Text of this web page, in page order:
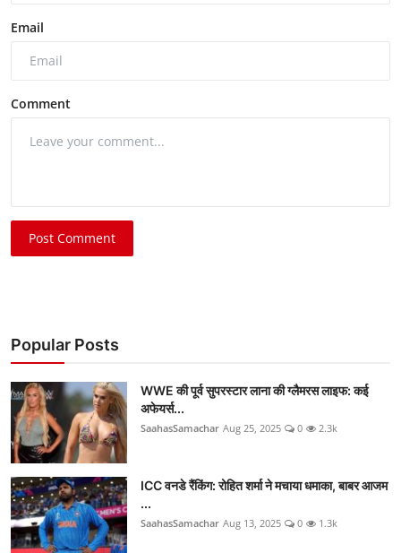
Email
Comment
Post Comment
Popular Posts
WWE की पूर्व सुपरस्टार लाना की ग्लैमरस लाइफ: कई
अफेयर्स...
SaahasSamachar Aug 25, 2025 0 2.3k
ICC वनडे रैंकिंग: रोहित शर्मा ने मचाया धमाका, बाबर आजम
...
SaahasSamachar Aug 13, 2025 0 1.3k